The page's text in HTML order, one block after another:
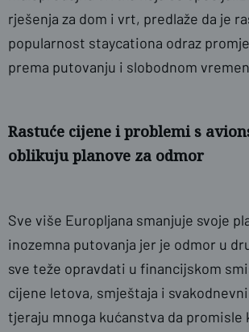
rješenja za dom i vrt, predlaže da je
popularnost staycationa odraz
prema putovanju i slobodnom
Rastuće cijene i problemi s
oblikuju planove za odmor
Sve više Europljana smanjuje svoje
inozemna putovanja jer je odmor u
sve teže opravdati u financijskom
cijene letova, smještaja i
tjeraju mnoga kućanstva da promisle